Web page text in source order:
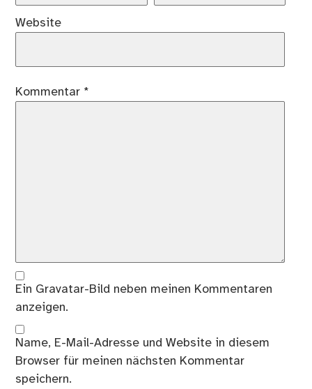
Website
Kommentar *
Ein Gravatar-Bild neben meinen Kommentaren
anzeigen.
Name, E-Mail-Adresse und Website in diesem
Browser für meinen nächsten Kommentar
speichern.